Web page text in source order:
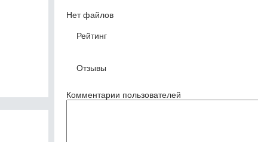
Нет файлов
Рейтинг
Отзывы
Комментарии пользователей